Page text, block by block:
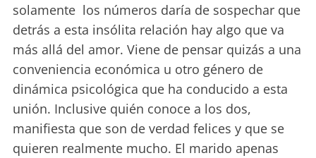
solamente los números daría de sospechar que
detrás a esta insólita relación hay algo que va
más allá del amor. Viene de pensar quizás a una
conveniencia económica u otro género de
dinámica psicológica que ha conducido a esta
unión. Inclusive quién conoce a los dos,
manifiesta que son de verdad felices y que se
quieren realmente mucho. El marido apenas